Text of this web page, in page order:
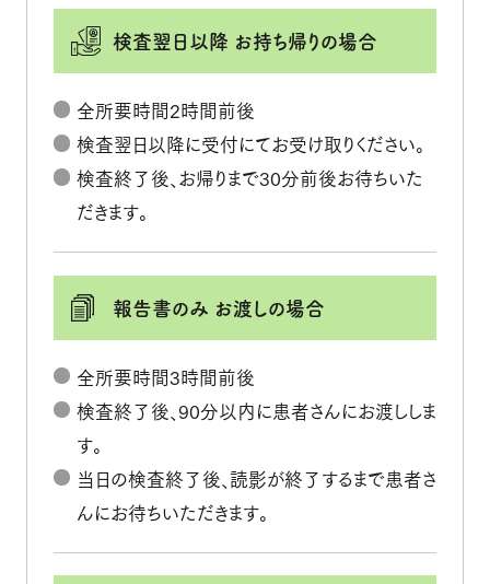
検査翌日以降 お持ち帰りの場合
全所要時間2時間前後
検査翌日以降に受付にてお受け取りください。
検査終了後、お帰りまで30分前後お待ちいた
だきます。
報告書のみ お渡しの場合
全所要時間3時間前後
検査終了後、90分以内に患者さんにお渡ししま
す。
当日の検査終了後、読影が終了するまで患者さ
んにお待ちいただきます。